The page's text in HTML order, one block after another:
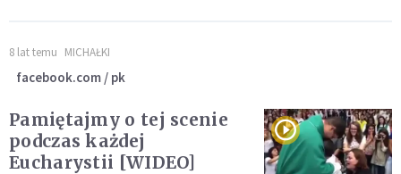
8 lat temu MICHAŁKI
facebook.com / pk
Pamiętajmy o tej scenie
podczas każdej
Eucharystii [WIDEO]